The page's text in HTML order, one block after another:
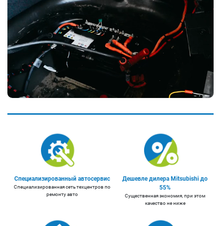
Специализированный автосервис
Специализированная сеть техцентров по
ремонту авто
Дешевле дилера Mitsubishi до
55%
Существенная экономия, при этом
качество не ниже